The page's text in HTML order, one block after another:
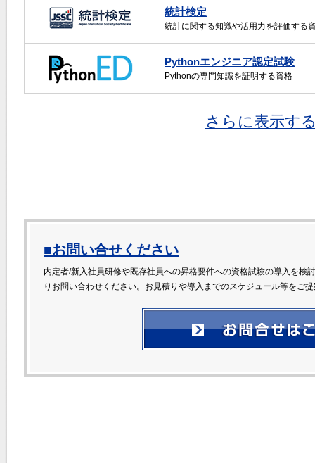
統計検定
統計に関する知識や活用力を評価する
Pythonエンジニア認定試験
Pythonの専門知識を証明する資格
さらに表示す
■お問い合せください
内定者/新入社員研修や既存社員への昇格要件への資格試験の導入を検
りお問い合わせください。お見積りや導入までのスケジュール等をご